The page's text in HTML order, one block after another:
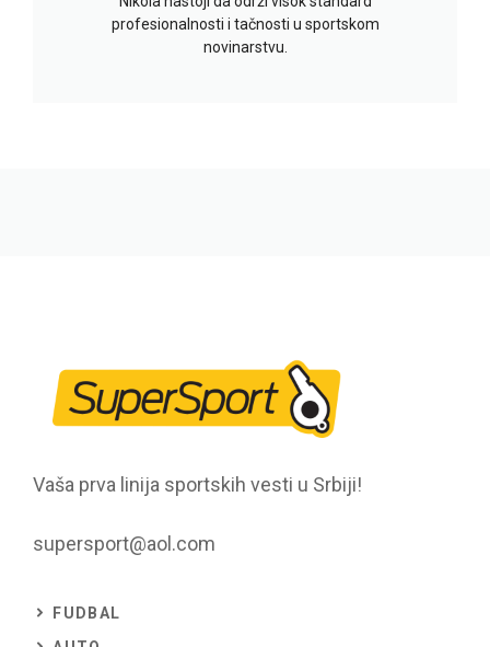
profesionalnosti i tačnosti u sportskom
novinarstvu.
Vaša prva linija sportskih vesti u Srbiji!
supersport@aol.com
FUDBAL